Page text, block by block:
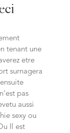
tenant une
etre
surnagera
pas
aussi
sexy ou
Il est